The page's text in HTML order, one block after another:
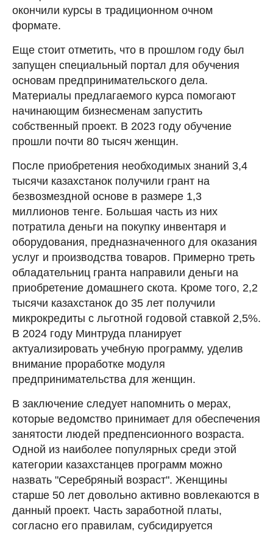
окончили курсы в традиционном очном
формате.
Еще стоит отметить, что в прошлом году был
запущен специальный портал для обучения
основам предпринимательского дела.
Материалы предлагаемого курса помогают
начинающим бизнесменам запустить
собственный проект. В 2023 году обучение
прошли почти 80 тысяч женщин.
После приобретения необходимых знаний 3,4
тысячи казахстанок получили грант на
безвозмездной основе в размере 1,3
миллионов тенге. Большая часть из них
потратила деньги на покупку инвентаря и
оборудования, предназначенного для оказания
услуг и производства товаров. Примерно треть
обладательниц гранта направили деньги на
приобретение домашнего скота. Кроме того, 2,2
тысячи казахстанок до 35 лет получили
микрокредиты с льготной годовой ставкой 2,5%.
В 2024 году Минтруда планирует
актуализировать учебную программу, уделив
внимание проработке модуля
предпринимательства для женщин.
В заключение следует напомнить о мерах,
которые ведомство принимает для обеспечения
занятости людей предпенсионного возраста.
Одной из наиболее популярных среди этой
категории казахстанцев программ можно
назвать "Серебряный возраст". Женщины
старше 50 лет довольно активно вовлекаются в
данный проект. Часть заработной платы,
согласно его правилам, субсидируется